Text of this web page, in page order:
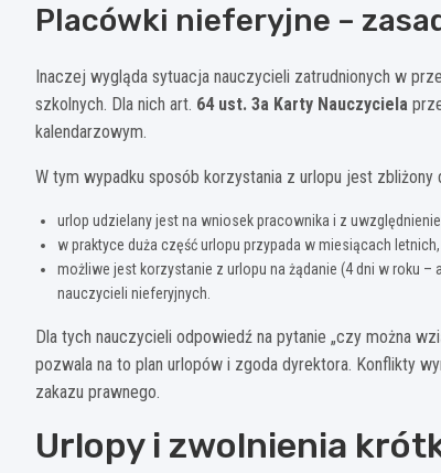
Placówki nieferyjne –
Inaczej wygląda sytuacja nauczycieli zatrudnionych w
szkolnych. Dla nich art. 64 ust. 3a Karty Nauczyciela
kalendarzowym.
W tym wypadku sposób korzystania z urlopu jest
urlop udzielany jest na wniosek pracownika i z
w praktyce duża część urlopu przypada w miesiącach
możliwe jest korzystanie z urlopu na żądanie (4 dni w roku –
nauczycieli nieferyjnych.
Dla tych nauczycieli odpowiedź na pytanie „czy można
pozwala na to plan urlopów i zgoda dyrektora. Konflikty
zakazu prawnego.
Urlopy i zwolnienia